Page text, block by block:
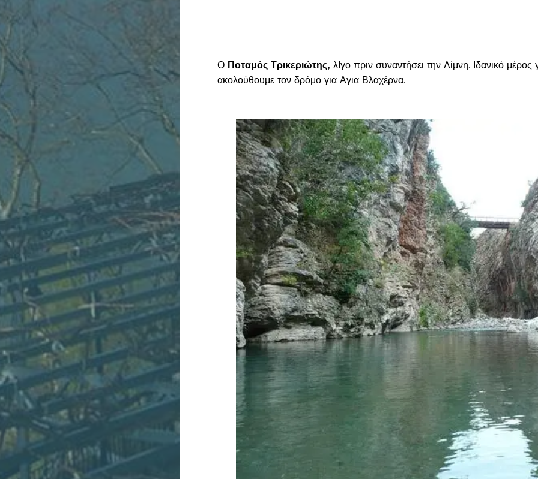
Ο Ποταμός Τρικεριώτης, λΙγο πριν συναντήσει την Λίμνη. Ιδανικό
ακολούθουμε τον δρόμο για Αγια Βλαχέρνα.